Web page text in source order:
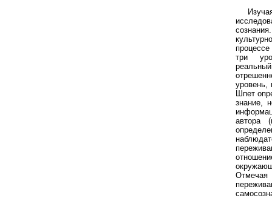
три
уровень,
Шпет
знание,
автора